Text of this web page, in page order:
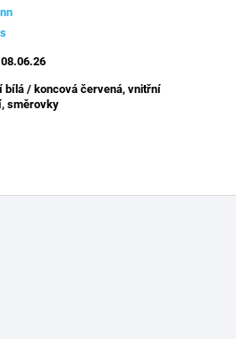
bílá / koncová červená, vnitřní
směrovky